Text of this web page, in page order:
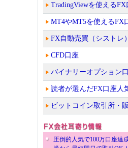
TradingViewを使えるFX
MT4やMT5を使えるFX
FX自動売買（シストレ
CFD口座
バイナリーオプション
読者が選んだFX口座人
ビットコイン取引所・
圧倒的人気で100万口座達